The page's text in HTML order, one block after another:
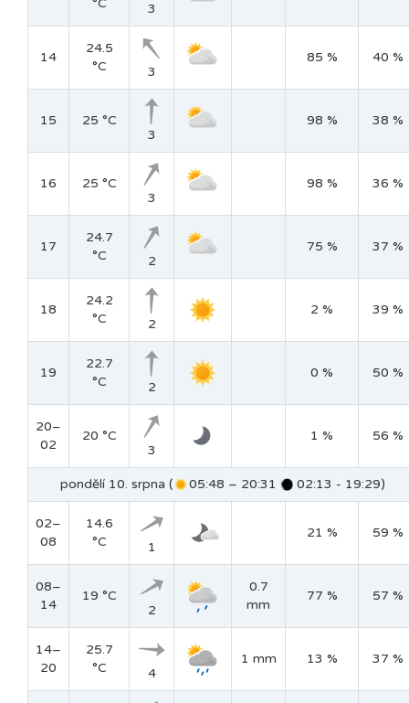
3
14
24.5
°C
3
85 % 40 %
15
25 °C
3
98 % 38 %
16
25 °C
3
98 % 36 %
17
24.7
°C
2
75 % 37 %
18
24.2
°C
2
2 % 39 %
19
22.7
°C
2
0 % 50 %
20–
02
20 °C
3
1 % 56 %
pondělí 10. srpna ( 05:48 – 20:31 02:13 - 19:29)
02–
08
14.6
°C
1
21 % 59 %
08–
14
19 °C
2
0.7
mm
77 % 57 %
14–
20
25.7
°C
4
1 mm 13 % 37 %